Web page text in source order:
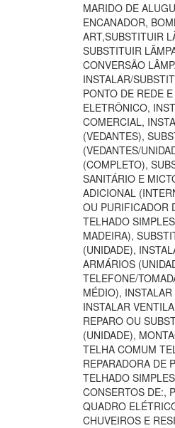
MARIDO DE
ENCANADOR,
ART,SUBSTITUIR
SUBSTITUIR
CONVERSÃO
INSTALAR/
PONTO DE REDE
ELETRÔNICO,
COMERCIAL,
(VEDANTES),
(VEDANTES/
(COMPLETO),
SANITÁRIO E
ADICIONAL
OU PURIFICADOR
TELHADO
MADEIRA),
(UNIDADE),
ARMÁRIOS
TELEFONE/
MÉDIO),
INSTALAR
REPARO OU
(UNIDADE),
TELHA COMUM
REPARADORA DE
TELHADO
CONSERTOS DE:,
QUADRO
CHUVEIROS E